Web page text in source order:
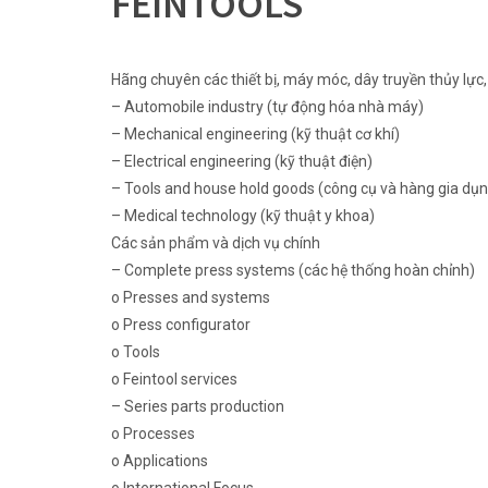
Hãng chuyên các thiết bị, máy móc, dây truyền thủy
– Automobile industry (tự động hóa nhà máy)
– Mechanical engineering (kỹ thuật cơ khí)
– Electrical engineering (kỹ thuật điện)
– Tools and house hold goods (công cụ và hàng gia
– Medical technology (kỹ thuật y khoa)
Các sản phẩm và dịch vụ chính
– Complete press systems (các hệ thống hoàn chỉnh)
o Presses and systems
o Press configurator
o Tools
o Feintool services
– Series parts production
o Processes
o Applications